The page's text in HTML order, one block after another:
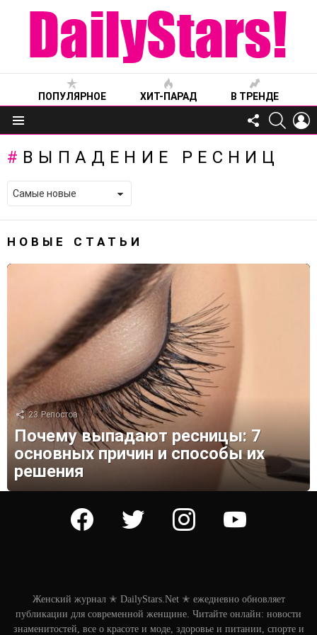
ПОПУЛЯРНОЕ ХИТ-ПАРАД В ТРЕНДЕ
Меню
FOLLOW
US
ВЫПАДЕНИЕ РЕСНИЦ
НОВЫЕ СТАТЬИ
23 Репостов
Почему выпадают ресницы: 7
основных причин и способы их
решения
facebook twitter instagram youtube
Женский журнал ✭ DailyStars.Net ✭ ежедневно обновляет
публикации для современной женщине. Читайте онлайн: новости
знаменитостей, все о красоте и моде, здоровье и питании, спорте и